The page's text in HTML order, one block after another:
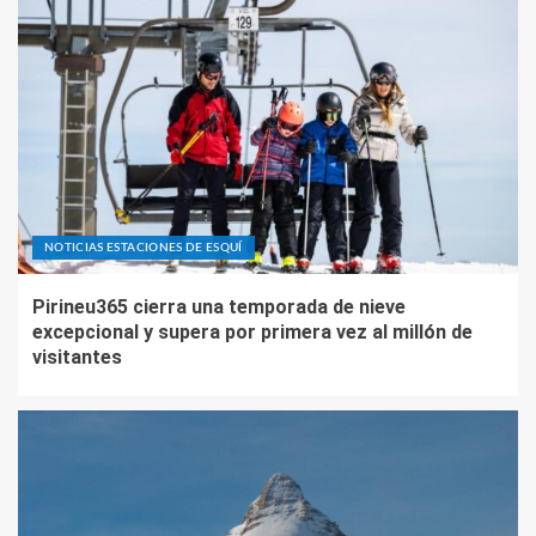
NOTICIAS ESTACIONES DE ESQUÍ
Pirineu365 cierra una temporada de nieve
excepcional y supera por primera vez al millón de
visitantes